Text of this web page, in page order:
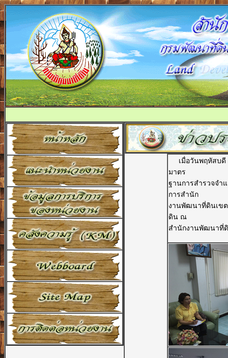
เมื่อวันพฤหัสบดี
มาตร
ฐานการสำรวจจำ
การสำนัก
งานพัฒนาที่ดินเข
ดิน ณ
สำนักงานพัฒนาที่ดิ